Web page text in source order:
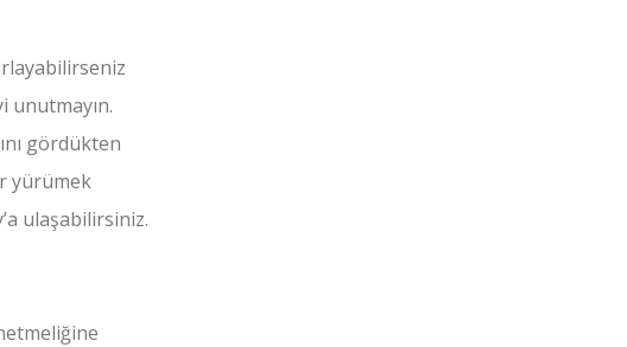
unutmayın.
gördükten
yürümek
ulaşabilirsiniz.